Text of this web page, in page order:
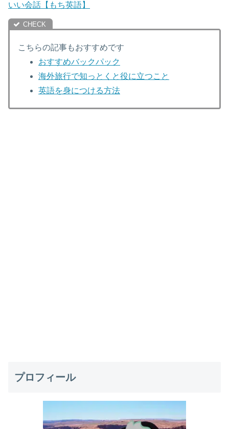
いい会話【もち英語】
こちらの記事もおすすめです
おすすめバックパック
海外旅行で知っとくと役に立つこと
英語を身につける方法
プロフィール